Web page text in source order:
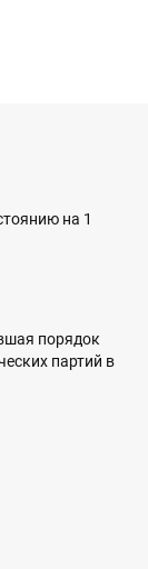
на 1
порядок
партий в